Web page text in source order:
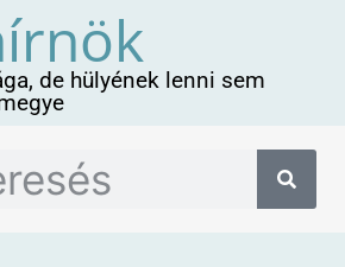
de hülyének lenni sem